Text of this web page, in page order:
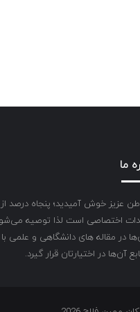
ما
عزیز خوش آمیدید؛ پنجاه درصد
اختصاصی است لذا توصیه
در مقاله های دانشگاهی و علمی
آن‌ها در اختیارتان قرار گیرد.